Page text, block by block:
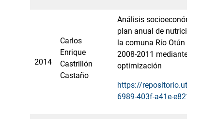
2014
Carlos
Enrique
Castrillón
Castaño
Análisis socioeconómico de
plan anual de nutrición en
la comuna Río Otún de la
2008-2011 mediante un
optimización
https://
6989-403f-a41e-